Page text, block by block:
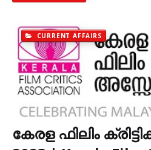
CURRENT AFFAIRS
കേരള ഫിലിം